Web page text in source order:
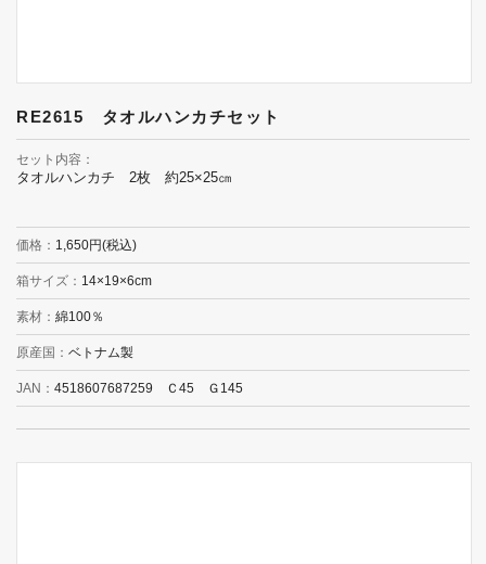
RE2615 タオルハンカチセット
セット内容
タオルハンカチ 2枚 約25×25㎝
価格 1,650円(税込)
箱サイズ 14×19×6cm
素材 綿100％
原産国 ベトナム製
JAN 4518607687259 Ｃ45 Ｇ145